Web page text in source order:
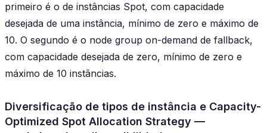
primeiro é o de instâncias Spot, com capacidade
desejada de uma instância, mínimo de zero e máximo de
10. O segundo é o node group on-demand de fallback,
com capacidade desejada de zero, mínimo de zero e
máximo de 10 instâncias.
Diversificação de tipos de instância e Capacity-
Optimized Spot Allocation Strategy —